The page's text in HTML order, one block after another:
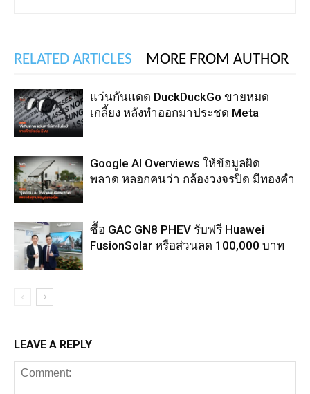
RELATED ARTICLES MORE FROM AUTHOR
แว่นกันแดด DuckDuckGo ขายหมด
เกลี้ยง หลังทำออกมาประชด Meta
Google AI Overviews ให้ข้อมูลผิด
พลาด หลอกคนว่า กล้องวงจรปิด มีทองคำ
ซื้อ GAC GN8 PHEV รับฟรี Huawei
FusionSolar หรือส่วนลด 100,000 บาท
LEAVE A REPLY